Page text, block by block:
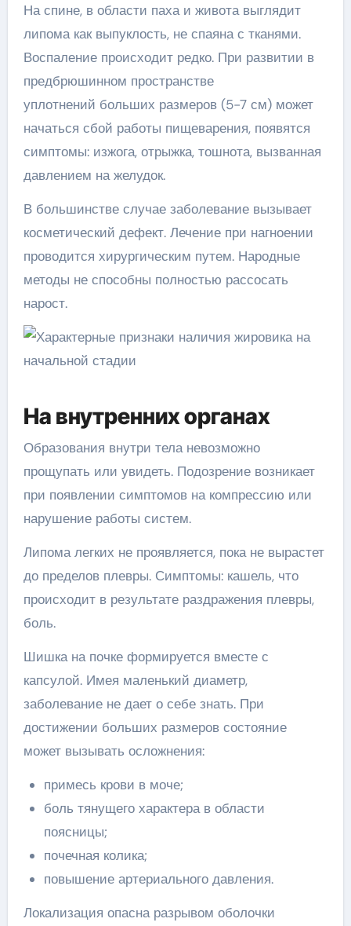
На спине, в области паха и живота выглядит
липома как выпуклость, не спаяна с тканями.
Воспаление происходит редко. При развитии в
предбрюшинном пространстве
уплотнений больших размеров (5-7 см) может
начаться сбой работы пищеварения, появятся
симптомы: изжога, отрыжка, тошнота, вызванная
давлением на желудок.
В большинстве случае заболевание вызывает
косметический дефект. Лечение при нагноении
проводится хирургическим путем. Народные
методы не способны полностью рассосать
нарост.
На внутренних органах
Образования внутри тела невозможно
прощупать или увидеть. Подозрение возникает
при появлении симптомов на компрессию или
нарушение работы систем.
Липома легких не проявляется, пока не вырастет
до пределов плевры. Симптомы: кашель, что
происходит в результате раздражения плевры,
боль.
Шишка на почке формируется вместе с
капсулой. Имея маленький диаметр,
заболевание не дает о себе знать. При
достижении больших размеров состояние
может вызывать осложнения:
примесь крови в моче;
боль тянущего характера в области
поясницы;
почечная колика;
повышение артериального давления.
Локализация опасна разрывом оболочки